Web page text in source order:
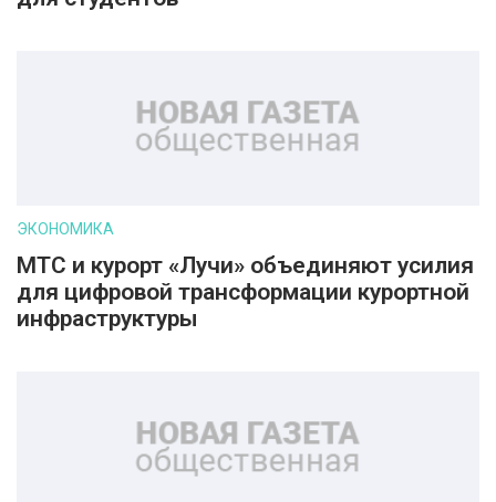
ЭКОНОМИКА
МТС и курорт «Лучи» объединяют усилия
для цифровой трансформации курортной
инфраструктуры